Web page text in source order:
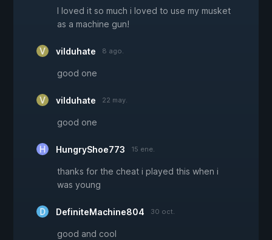
I loved it so much i loved to use my musket
as a machine gun!
vilduhate 8 ago.
good one
vilduhate 22 may.
good one
HungryShoe773 15 ene.
thanks for the cheat i played this when i
was young
DefiniteMachine804 30 oct.
good and cool